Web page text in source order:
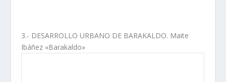
3.- DESARROLLO URBANO DE BARAKALDO. Maite
Ibáñez «Barakaldo»